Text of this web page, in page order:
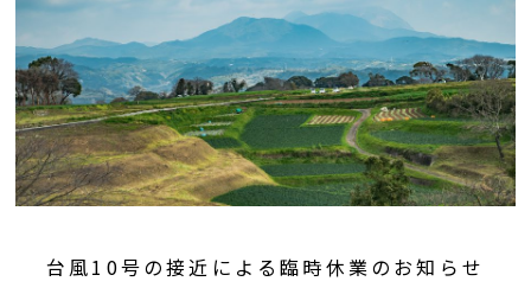
台風10号の接近による臨時休業のお知らせ